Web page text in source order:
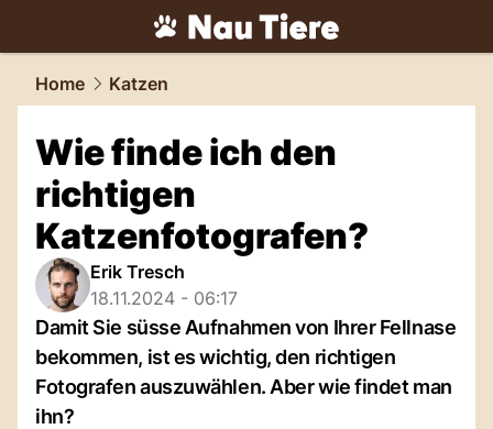
tiere.NAU.ch
Home Katzen
Wie finde ich den
richtigen
Katzenfotografen?
Erik Tresch
18.11.2024 - 06:17
Damit Sie süsse Aufnahmen von Ihrer Fellnase
bekommen, ist es wichtig, den richtigen
Fotografen auszuwählen. Aber wie findet man
ihn?